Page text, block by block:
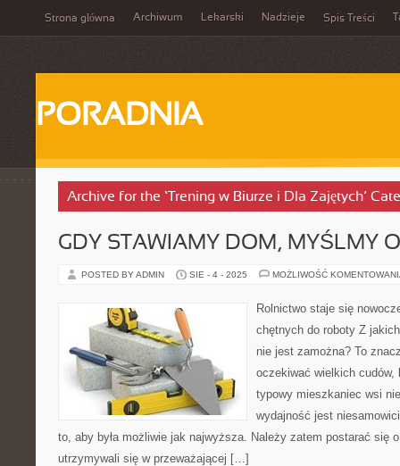
Strona główna Archiwum Lekarski Nadzieje Spis Treści
PORADNIA
Archive for the ‘Trening w Biurze i Dla Zajętych’
GDY STAWIAMY DOM, MYŚLMY
POSTED BY ADMIN SIE - 4 - 2025 MOŻLIWOŚĆ
Rolnictwo staje się
chętnych do roboty Z
nie jest zamożna? To
oczekiwać wielkich
typowy mieszkaniec wsi
wydajność jest
to, aby była możliwie jak najwyższa. Należy zatem postarać się
utrzymywali się w przeważającej […]